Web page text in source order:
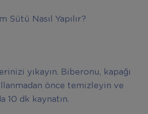
Sütü Nasıl Yapılır?
yıkayın. Biberonu, kapağı
önce temizleyin ve
10 dk kaynatın.